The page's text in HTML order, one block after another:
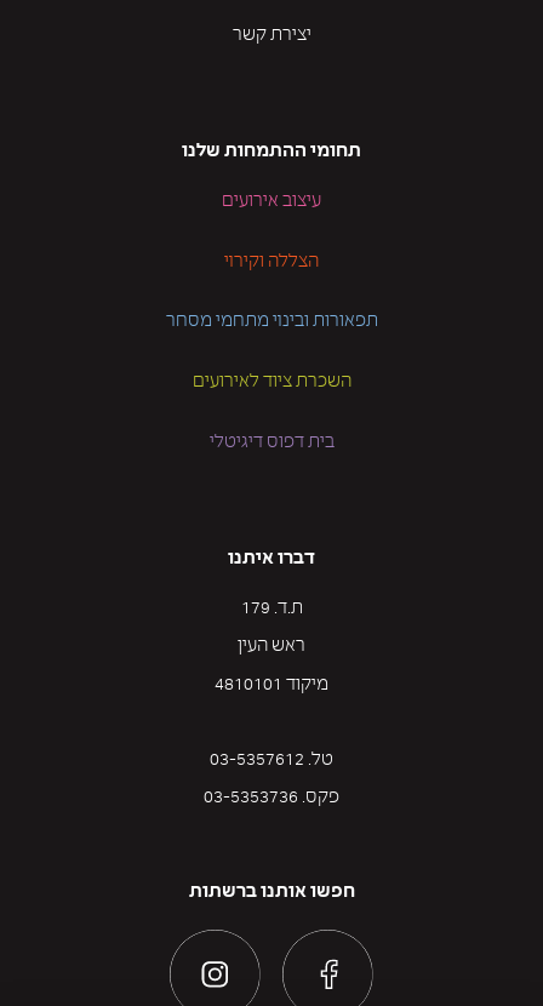
יצירת קשר
תחומי ההתמחות שלנו
עיצוב אירועים
הצללה וקירוי
תפאורות ובינוי מתחמי מסחר
השכרת ציוד לאירועים
בית דפוס דיגיטלי
דברו איתנו
ת.ד. 179
ראש העין
מיקוד 4810101
טל. 03-5357612
פקס. 03-5353736
חפשו אותנו ברשתות